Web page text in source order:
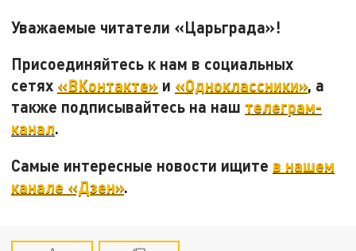
Уважаемые читатели «Царьграда»!
Присоединяйтесь к нам в социальных
сетях «ВКонтакте» и «Одноклассники», а
также подписывайтесь на наш телеграм-
канал.
Самые интересные новости ищите в нашем
канале «Дзен».